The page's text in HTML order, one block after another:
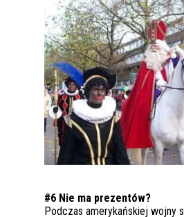
#6 Nie ma prezentów?
Podczas amerykańskiej wojny